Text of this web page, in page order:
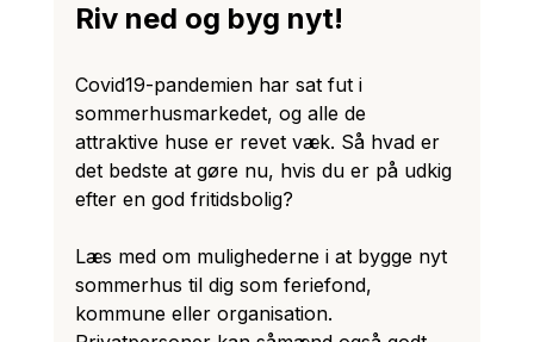
Riv ned og byg nyt!
Covid19-pandemien har sat fut i
sommerhusmarkedet, og alle de
attraktive huse er revet væk. Så hvad er
det bedste at gøre nu, hvis du er på udkig
efter en god fritidsbolig?
Læs med om mulighederne i at bygge nyt
sommerhus til dig som feriefond,
kommune eller organisation.